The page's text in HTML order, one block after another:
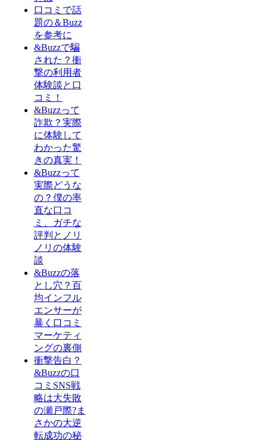
口コミで話
題の＆Buzz
を参考に
&Buzzで騙
された？衝
撃の利用者
体験談と口
コミ！
&Buzzって
詐欺？実際
に体験して
わかった驚
きの真実！
&Buzzって
実際どうな
の？僕の率
直な口コ
ミ、ガチな
評判とノリ
ノリの体験
談
&Buzzの落
とし穴？百
均インフル
エンサーが
暴く口コミ
マーケティ
ングの裏側
衝撃告白？
&Buzzの口
コミSNS戦
略は大失敗
の瀬戸際?ま
さかの大逆
転成功の秘